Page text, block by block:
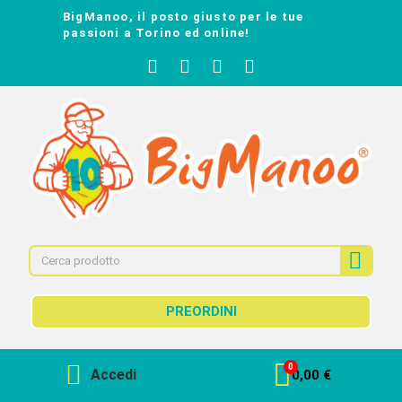
BigManoo, il posto giusto per le tue
passioni a Torino ed online!
PREORDINI
Accedi 0,00 €